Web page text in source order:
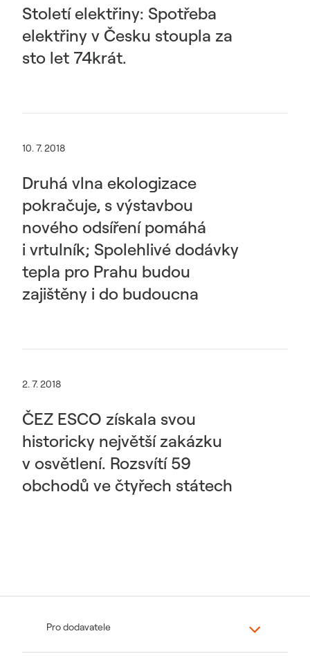
Století elektřiny: Spotřeba
elektřiny v Česku stoupla za
sto let 74krát.
10. 7. 2018
Druhá vlna ekologizace
pokračuje, s výstavbou
nového odsíření pomáhá
i vrtulník; Spolehlivé dodávky
tepla pro Prahu budou
zajištěny i do budoucna
2. 7. 2018
ČEZ ESCO získala svou
historicky největší zakázku
v osvětlení. Rozsvítí 59
obchodů ve čtyřech státech
Pro dodavatele